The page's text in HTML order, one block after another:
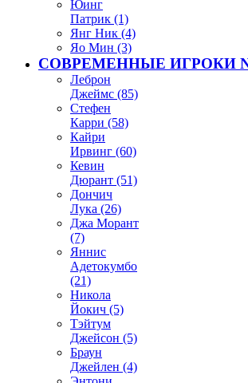
Юинг
Патрик (1)
Янг Ник (4)
Яо Мин (3)
СОВРЕМЕННЫЕ ИГРОКИ
Леброн
Джеймс (85)
Стефен
Карри (58)
Кайри
Ирвинг (60)
Кевин
Дюрант (51)
Дончич
Лука (26)
Джа Морант
(7)
Яннис
Адетокумбо
(21)
Никола
Йокич (5)
Тэйтум
Джейсон (5)
Браун
Джейлен (4)